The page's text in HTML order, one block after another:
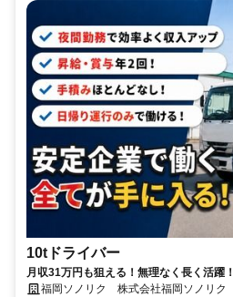
10tドライバー
月収31万円も狙える！無理なく長く活躍
転手！日帰り運行のみで働ける☆ドライ
福岡ソノリク 株式会社福岡ソノリ